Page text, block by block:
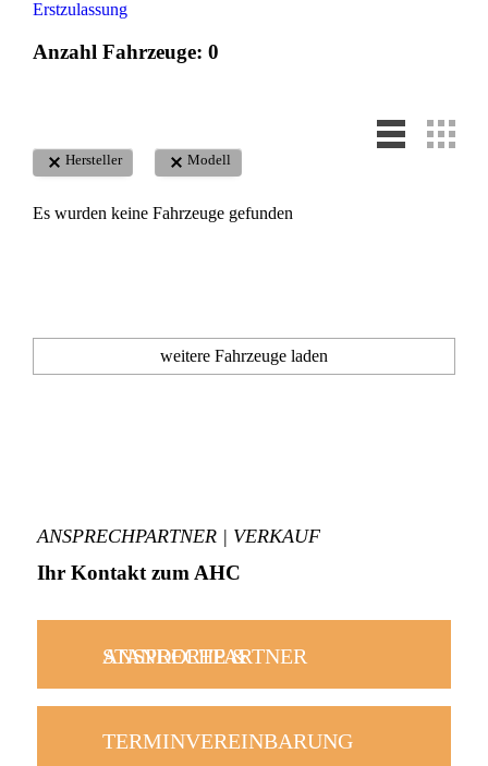
Erstzulassung
Anzahl Fahrzeuge: 0
Hersteller Modell
Es wurden keine Fahrzeuge gefunden
weitere Fahrzeuge laden
ANSPRECHPARTNER | VERKAUF
Ihr Kontakt zum AHC
STANDORTE & ANSPRECHPARTNER
TERMINVEREINBARUNG